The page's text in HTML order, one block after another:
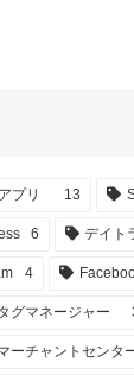
プリ 13
6 デイト
4
グマネージャー
ーチャントセンタ